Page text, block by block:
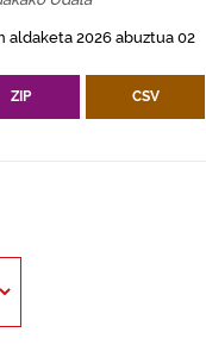
aldaketa 2026 abuztua 02
ZIP CSV